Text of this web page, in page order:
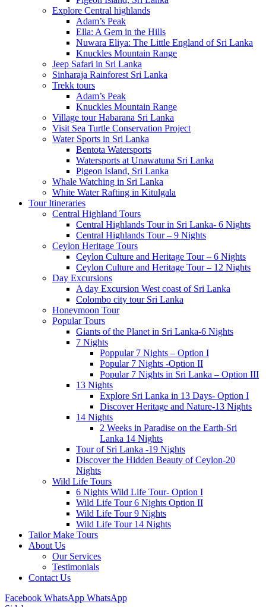
Explore Central highlands
Adam’s Peak
Ella: A Gem in the Hills
Nuwara Eliya: The Little England of Sri Lanka
Knuckles Mountain Range
Jeep Safari in Sri Lanka
Sinharaja Rainforest Sri Lanka
Trekk tours
Adam’s Peak
Knuckles Mountain Range
Village tour Habarana Sri Lanka
Visit Sea Turtle Conservation Project
Water Sports in Sri Lanka
Bentota Watersports
Watersports at Unawatuna Sri Lanka
Pigeon Island, Sri Lanka
Whale Watching in Sri Lanka
White Water Rafting in Kitulgala
Tour Itineraries
Central Highland Tours
Central Highlands Tour in Sri Lanka- 6 Nights
Central Highlands Tour – 9 Nights
Ceylon Heritage Tours
Ceylon Culture and Heritage Tour – 6 Nights
Ceylon Culture and Heritage Tour – 12 Nights
Day Excursions
A day Excursion West coast of Sri Lanka
Colombo city tour Sri Lanka
Honeymoon Tour
Popular Tours
Giants of the Planet in Sri Lanka-6 Nights
7 Nights
Poppular 7 Nights – Option I
Popular 7 Nights -Option II
Popular 7 Nights in Sri Lanka – Option III
13 Nights
Explore Sri Lanka in 13 Days- Option I
Discover Heritage and Nature-13 Nights
14 Nights
2 Weeks in Paradise on the Earth-Sri
Lanka 14 Nights
Tour of Sri Lanka -19 Nights
Discover the Hidden Beauty of Ceylon-20
Nights
Wild Life Tours
6 Nights Wild Life Tour- Option I
Wild Life Tour 6 Nights Option II
Wild Life Tour 9 Nights
Wild Life Tour 14 Nights
Tailor Make Tours
About Us
Our Services
Testimonials
Contact Us
Facebook WhatsApp WhatsApp